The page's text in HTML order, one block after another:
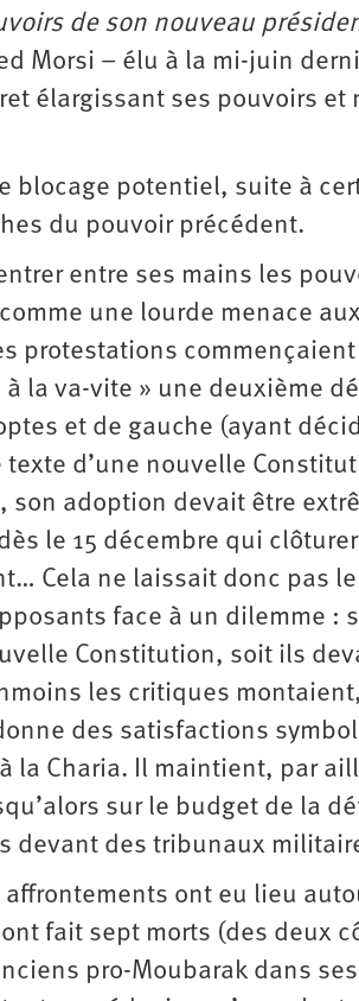
de son nouveau
Morsi – élu à la mi-juin
élargissant ses pouvoirs et
blocage potentiel, suite à
du pouvoir précédent.
entre ses mains les
une lourde menace
protestations
la va-vite » une deuxième
et de gauche (ayant
d’une nouvelle
adoption devait être
le 15 décembre qui
Cela ne laissait donc pas
face à un dilemme :
Constitution, soit ils
les critiques
des satisfactions
la Charia. Il maintient, par
sur le budget de la
devant des tribunaux
ont eu lieu
fait sept morts (des deux
pro-Moubarak dans